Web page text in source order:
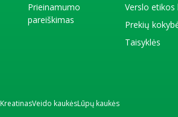
Prieinamumo
pareiškimas
Verslo etikos
Prekių
Taisyklės
KreatinasVeido kaukėsLūpų kaukės